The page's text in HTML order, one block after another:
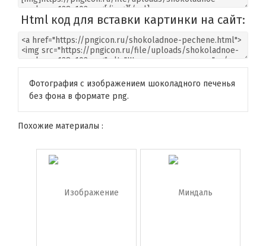
Html код для вставки картинки на сайт:
Фотография с изображением шоколадного печенья
без фона в формате png.
Похожие материалы :